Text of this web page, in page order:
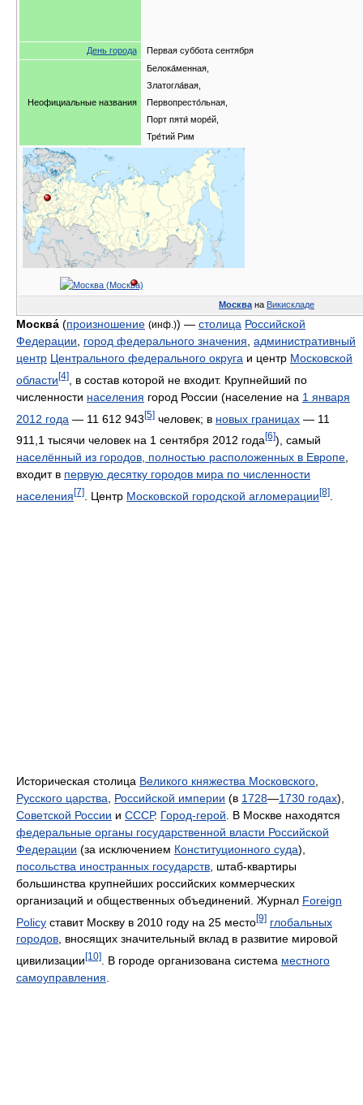
День города Первая суббота сентября
Неофициальные названия
Белока́менная,
Златогла́вая,
Первопресто́льная,
Порт пяти́ море́й,
Тре́тий Рим
Москва на Викискладе
Москва́ (произношение (инф.)) — столица Российской
Федерации
город федерального значения административный
центр Центрального федерального округа и центр Московской
области[4]
, в состав которой не входит. Крупнейший по
численности населения город России (население на 1 января
2012 года — 11 612 943[5] человек; в новых границах — 11
911,1 тысячи человек на 1 сентября 2012 года [6]), самый
населённый из городов, полностью расположенных в Европе
входит в первую десятку городов мира по численности
населения[7] . Центр Московской городской агломерации[8]
Историческая столица Великого княжества Московского
Русского царства
Российской империи (в 1728—1730 годах),
Советской России и СССР. Город-герой . В Москве находятся
федеральные органы государственной власти Российской
Федерации (за исключением Конституционного суда),
посольства иностранных государств , штаб-квартиры
большинства крупнейших российских коммерческих
организаций и общественных объединений. Журнал Foreign
Policy ставит Москву в 2010 году на 25 место[9] глобальных
городов, вносящих значительный вклад в развитие мировой
цивилизации [10] . В городе организована система местного
самоуправления